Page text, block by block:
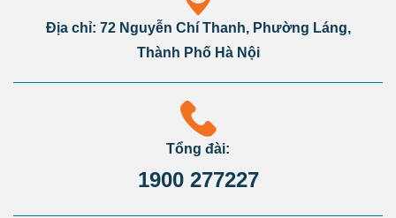
Địa chỉ: 72 Nguyễn Chí Thanh, Phường Láng,
Thành Phố Hà Nội
Tổng đài:
1900 277227